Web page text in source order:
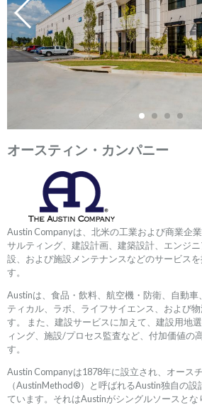
オースティン・カンパニー
Austin Companyは、北米の工業および商業企
サルティング、建設計画、建築設計、エンジ
設、および施設メンテナンスなどのサービス
す。
Austinは、食品・飲料、航空機・防衛、自動車
ティカル、ラボ、ライフサイエンス、および
す。 また、建設サービスに加えて、建設用地
ィング、施設/プロセス監査など、付加価値の
す。
Austin Companyは1878年に設立され、オース
（AustinMethod®）と呼ばれるAustin独自の
ています。それはAustinがシングルソースと